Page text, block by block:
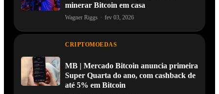
minerar Bitcoin em casa
Wagner Riggs · fev 03, 2026
CRIPTOMOEDAS
MB | Mercado Bitcoin anuncia primeira
Super Quarta do ano, com cashback de
até 5% em Bitcoin